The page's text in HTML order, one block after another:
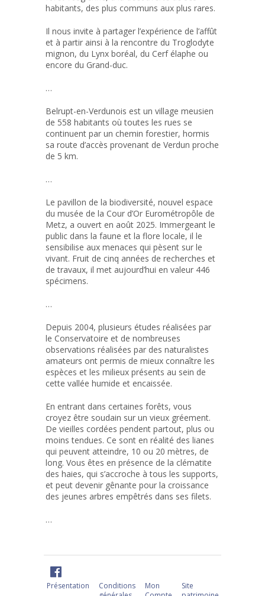
habitants, des plus communs aux plus rares.
Il nous invite à partager l’expérience de l’affût
et à partir ainsi à la rencontre du Troglodyte
mignon, du Lynx boréal, du Cerf élaphe ou
encore du Grand-duc.
…
Belrupt-en-Verdunois est un village meusien
de 558 habitants où toutes les rues se
continuent par un chemin forestier, hormis
sa route d’accès provenant de Verdun proche
de 5 km.
…
Le pavillon de la biodiversité, nouvel espace
du musée de la Cour d’Or Eurométropôle de
Metz, a ouvert en août 2025. Immergeant le
public dans la faune et la flore locale, il le
sensibilise aux menaces qui pèsent sur le
vivant. Fruit de cinq années de recherches et
de travaux, il met aujourd’hui en valeur 446
spécimens.
…
Depuis 2004, plusieurs études réalisées par
le Conservatoire et de nombreuses
observations réalisées par des naturalistes
amateurs ont permis de mieux connaître les
espèces et les milieux présents au sein de
cette vallée humide et encaissée.
En entrant dans certaines forêts, vous
croyez être soudain sur un vieux gréement.
De vieilles cordées pendent partout, plus ou
moins tendues. Ce sont en réalité des lianes
qui peuvent atteindre, 10 ou 20 mètres, de
long. Vous êtes en présence de la clématite
des haies, qui s’accroche à tous les supports,
et peut devenir gênante pour la croissance
des jeunes arbres empêtrés dans ses filets.
…
Présentation
Conditions
Mon
Site